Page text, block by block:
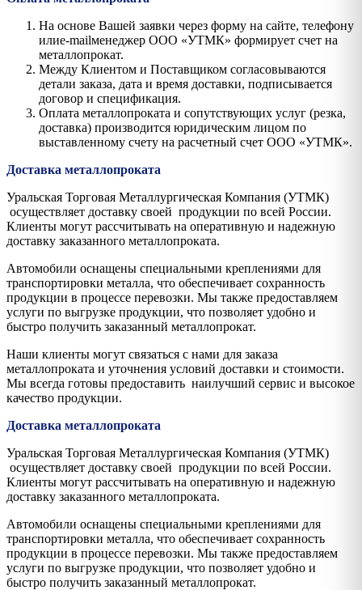
На основе Вашей заявки через форму на сайте, телефону
илиe-mailменеджер ООО «УТМК» формирует счет на
металлопрокат.
Между Клиентом и Поставщиком согласовываются
детали заказа, дата и время доставки, подписывается
договор и спецификация.
Оплата металлопроката и сопутствующих услуг (резка,
доставка) производится юридическим лицом по
выставленному счету на расчетный счет ООО «УТМК».
Доставка металлопроката
Уральская Торговая Металлургическая Компания (УТМК)
осуществляет доставку своей продукции по всей России.
Клиенты могут рассчитывать на оперативную и надежную
доставку заказанного металлопроката.
Автомобили оснащены специальными креплениями для
транспортировки металла, что обеспечивает сохранность
продукции в процессе перевозки. Мы также предоставляем
услуги по выгрузке продукции, что позволяет удобно и
быстро получить заказанный металлопрокат.
Наши клиенты могут связаться с нами для заказа
металлопроката и уточнения условий доставки и стоимости.
Мы всегда готовы предоставить наилучший сервис и высокое
качество продукции.
Доставка металлопроката
Уральская Торговая Металлургическая Компания (УТМК)
осуществляет доставку своей продукции по всей России.
Клиенты могут рассчитывать на оперативную и надежную
доставку заказанного металлопроката.
Автомобили оснащены специальными креплениями для
транспортировки металла, что обеспечивает сохранность
продукции в процессе перевозки. Мы также предоставляем
услуги по выгрузке продукции, что позволяет удобно и
быстро получить заказанный металлопрокат.